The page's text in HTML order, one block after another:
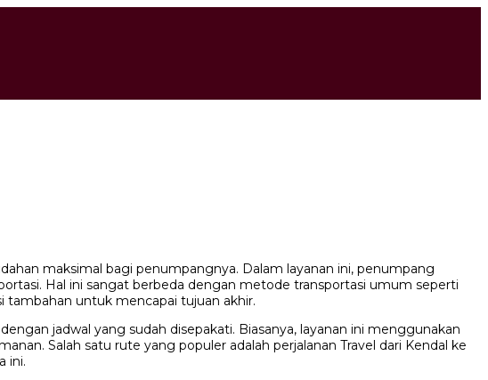
maksimal bagi penumpangnya. Dalam layanan ini, penumpang
Hal ini sangat berbeda dengan metode transportasi umum seperti
tambahan untuk mencapai tujuan akhir.
jadwal yang sudah disepakati. Biasanya, layanan ini menggunakan
Salah satu rute yang populer adalah perjalanan Travel dari Kendal ke
ini.